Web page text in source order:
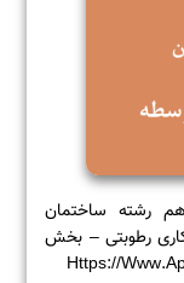
رشته ساختمان
رطوبتی – بخش